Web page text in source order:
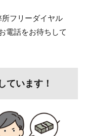
フリーダイヤル
電話をお待ちして
ています！